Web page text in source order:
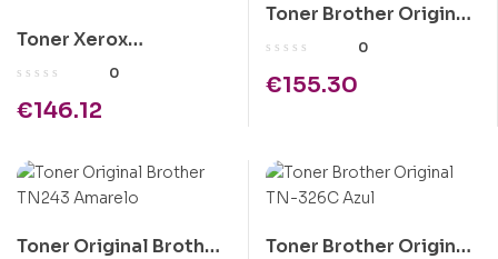
Toner Xerox
Workcentre 3315 /
106R02311
0
€146.12
Toner Brother Original
TN-326M Magenta
0
€155.30
Toner Original Brother
Toner Brother Original